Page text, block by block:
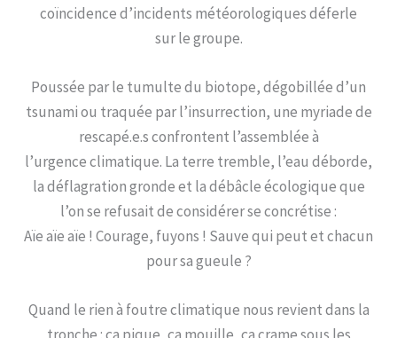
coïncidence d’incidents météorologiques déferle
sur le groupe.
Poussée par le tumulte du biotope, dégobillée d’un
tsunami ou traquée par l’insurrection, une myriade de
rescapé.e.s confrontent l’assemblée à
l’urgence climatique. La terre tremble, l’eau déborde,
la déflagration gronde et la débâcle écologique que
l’on se refusait de considérer se concrétise :
Aïe aïe aïe ! Courage, fuyons ! Sauve qui peut et chacun
pour sa gueule ?
Quand le rien à foutre climatique nous revient dans la